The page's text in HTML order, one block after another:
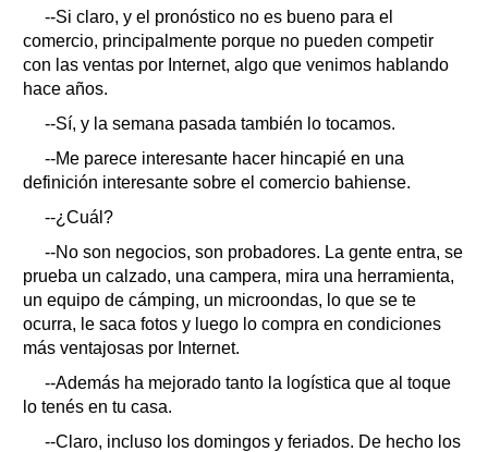
--Si claro, y el pronóstico no es bueno para el
comercio, principalmente porque no pueden competir
con las ventas por Internet, algo que venimos hablando
hace años.
--Sí, y la semana pasada también lo tocamos.
--Me parece interesante hacer hincapié en una
definición interesante sobre el comercio bahiense.
--¿Cuál?
--No son negocios, son probadores. La gente entra, se
prueba un calzado, una campera, mira una herramienta,
un equipo de cámping, un microondas, lo que se te
ocurra, le saca fotos y luego lo compra en condiciones
más ventajosas por Internet.
--Además ha mejorado tanto la logística que al toque
lo tenés en tu casa.
--Claro, incluso los domingos y feriados. De hecho los